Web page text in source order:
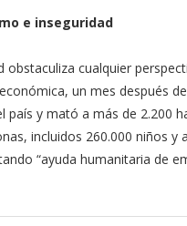
e inseguridad
obsta­culiza cualquier
un mes des­pués
país y mató a más de 2.200
incluidos 260.000 niños y
“ayuda humanitaria de